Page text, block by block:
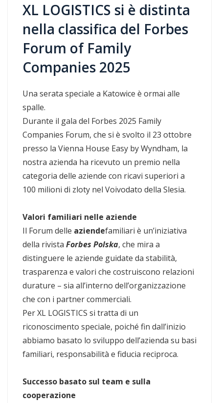
XL LOGISTICS si è distinta
nella classifica del Forbes
Forum of Family
Companies 2025
Una serata speciale a Katowice è ormai alle
spalle.
Durante il gala del Forbes 2025 Family
Companies Forum, che si è svolto il 23 ottobre
presso la Vienna House Easy by Wyndham, la
nostra azienda ha ricevuto un premio nella
categoria delle aziende con ricavi superiori a
100 milioni di zloty nel Voivodato della Slesia.
Valori familiari nelle aziende
Il Forum delle aziendefamiliari è un’iniziativa
della rivista Forbes Polska, che mira a
distinguere le aziende guidate da stabilità,
trasparenza e valori che costruiscono relazioni
durature – sia all’interno dell’organizzazione
che con i partner commerciali.
Per XL LOGISTICS si tratta di un
riconoscimento speciale, poiché fin dall’inizio
abbiamo basato lo sviluppo dell’azienda su basi
familiari, responsabilità e fiducia reciproca.
Successo basato sul team e sulla
cooperazione